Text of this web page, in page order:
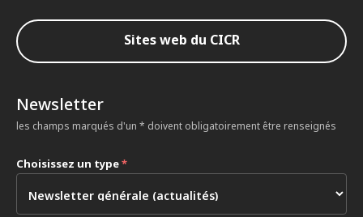
Sites web du CICR
Newsletter
les champs marqués d'un * doivent obligatoirement être renseignés
Choisissez un type*